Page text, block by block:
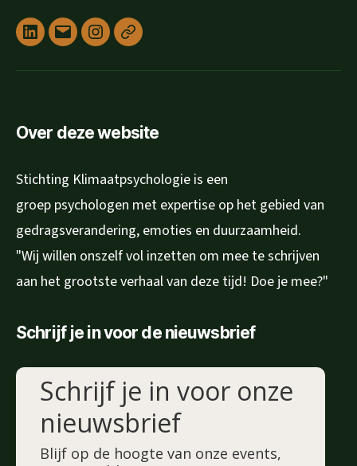
Linked
E-
InstagramPrivacyverklaring
Over deze website
Stichting Klimaatpsychologie is een
groep psychologen met expertise op het gebied van
gedragsverandering, emoties en duurzaamheid.
"Wij willen onszelf vol inzetten om mee te schrijven
aan het grootste verhaal van deze tijd! Doe je mee?"
Schrijf je in voor de nieuwsbrief
Schrijf je in voor onze
nieuwsbrief
Blijf op de hoogte van onze events,